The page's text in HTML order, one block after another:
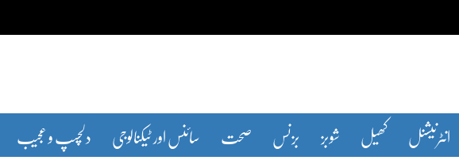
انٹرنیشنل کھیل شوبز بزنس صحت سائنس اور ٹیکنالوجی دلچسپ و عجیب